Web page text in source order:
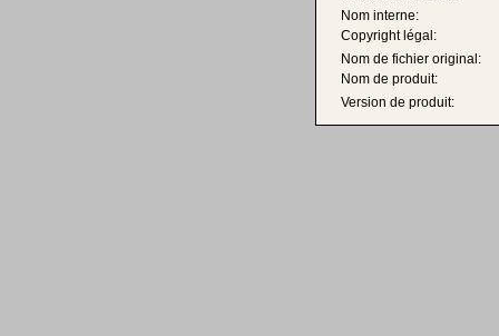
Nom interne:
Copyright légal:
Nom de fichier original:
Nom de produit:
Version de produit: